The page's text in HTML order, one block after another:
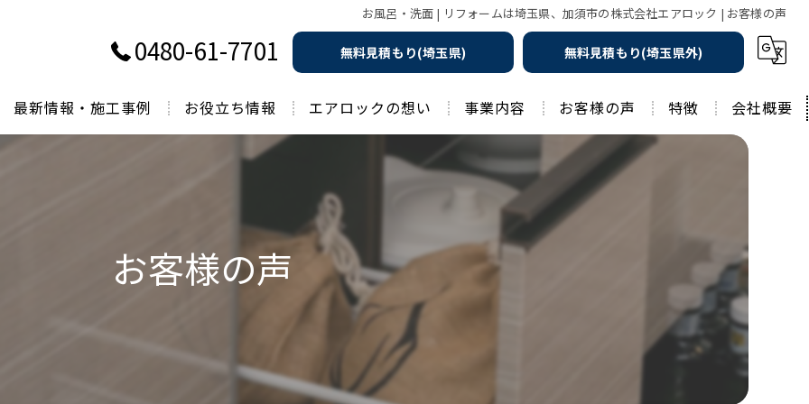
お風呂・洗面 | リフォームは埼玉県、加須市の株式会社エアロック | お客様の声
0480-61-7701 無料見積もり(埼玉県) 無料見積もり(埼玉県外)
最新情報・施工事例 お役立ち情報
過去のお役立ち情報
エアロックの想い 事業内容
遮熱の家
水回りリフォーム
お客様の声 特徴
水回り
外壁塗装
住宅
会社概要
お客様の声